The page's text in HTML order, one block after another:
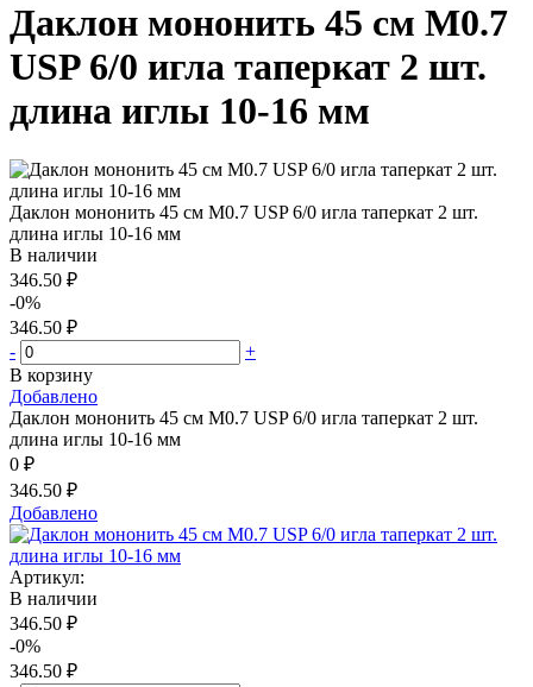
Даклон мононить 45 см М0.7
USP 6/0 игла таперкат 2 шт.
длина иглы 10-16 мм
Даклон мононить 45 см М0.7 USP 6/0 игла таперкат 2 шт.
длина иглы 10-16 мм
В наличии
346.50 ₽
-0%
346.50 ₽
-
+
В корзину
Добавлено
Даклон мононить 45 см М0.7 USP 6/0 игла таперкат 2 шт.
длина иглы 10-16 мм
0 ₽
346.50 ₽
Добавлено
Артикул:
В наличии
346.50 ₽
-0%
346.50 ₽